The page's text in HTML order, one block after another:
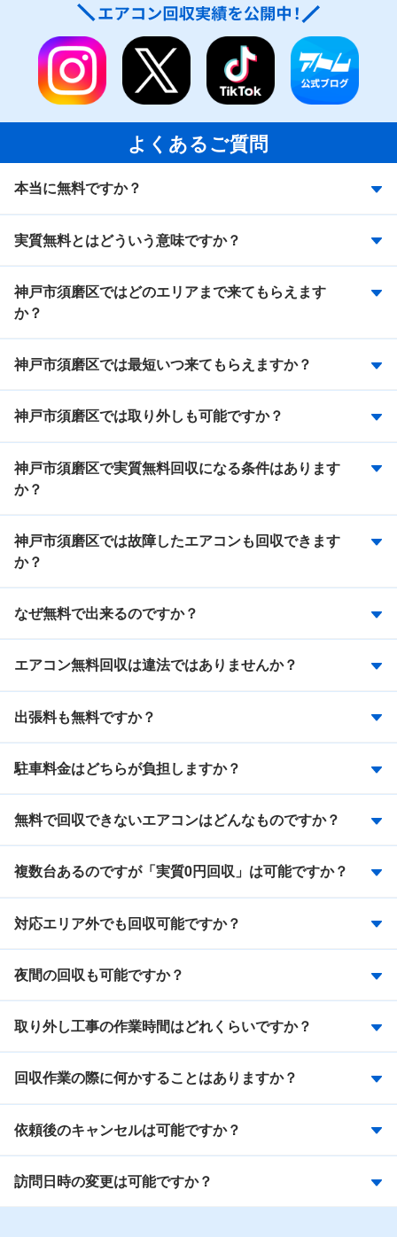
よくあるご質問
本当に無料ですか？
実質無料とはどういう意味ですか？
神戸市須磨区ではどのエリアまで来てもらえます
か？
神戸市須磨区では最短いつ来てもらえますか？
神戸市須磨区では取り外しも可能ですか？
神戸市須磨区で実質無料回収になる条件はあります
か？
神戸市須磨区では故障したエアコンも回収できます
か？
なぜ無料で出来るのですか？
エアコン無料回収は違法ではありませんか？
出張料も無料ですか？
駐車料金はどちらが負担しますか？
無料で回収できないエアコンはどんなものですか？
複数台あるのですが「実質0円回収」は可能ですか？
対応エリア外でも回収可能ですか？
夜間の回収も可能ですか？
取り外し工事の作業時間はどれくらいですか？
回収作業の際に何かすることはありますか？
依頼後のキャンセルは可能ですか？
訪問日時の変更は可能ですか？